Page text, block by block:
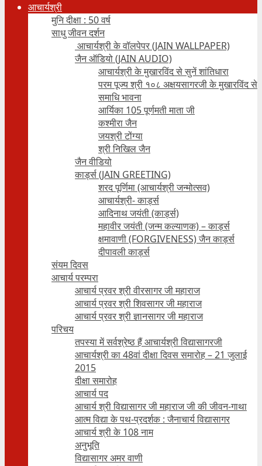
आचार्यश्री
मुनि दीक्षा : 50 वर्ष
साधु जीवन दर्शन
आचार्यश्री के वॉलपेपर (JAIN WALLPAPER)
जैन ऑडियो (JAIN AUDIO)
आचार्यश्री के मुखारविंद से सुनें शांतिधारा
परम पूज्य श्री १०८ अक्षयसागरजी के मुखारविंद से
समाधि भावना
आर्यिका 105 पूर्णमती माता जी
कश्मीरा जैन
जयश्री टोंग्या
श्री निखिल जैन
जैन वीडियो
कार्ड्स (JAIN GREETING)
शरद पूर्णिमा (आचार्यश्री जन्मोत्सव)
आचार्यश्री- कार्ड्स
आदिनाथ जयंती (कार्ड्स)
महावीर जयंती (जन्म कल्याणक) – कार्ड्स
क्षमावाणी (FORGIVENESS) जैन कार्ड्स
दीपावली कार्ड्स
संयम दिवस
आचार्य परम्परा
आचार्य प्रवर श्री वीरसागर जी महाराज
आचार्य प्रवर श्री शिवसागर जी महाराज
आचार्य प्रवर श्री ज्ञानसागर जी महाराज
परिचय
तपस्या में सर्वश्रेष्ठ हैं आचार्यश्री विद्यासागरजी
आचार्यश्री का 48वां दीक्षा दिवस समारोह – 21 जुलाई
2015
दीक्षा समारोह
आचार्य पद
आचार्य श्री विद्यासागर जी महाराज जी की जीवन-गाथा
आत्म विद्या के पथ-प्रदर्शक : जैनाचार्य विद्यासागर
आचार्य श्री के 108 नाम
अनुभूति
विद्यासागर अमर वाणी